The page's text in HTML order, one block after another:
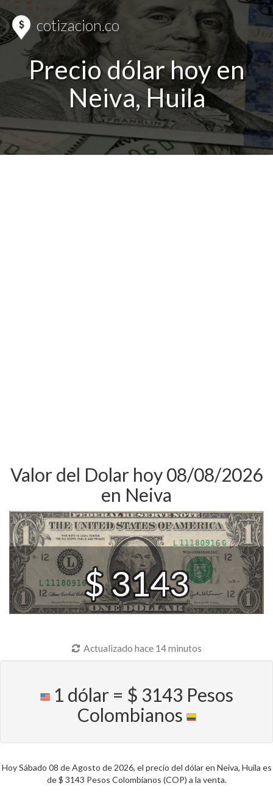
cotizacion.co
Precio dólar hoy en
Neiva, Huila
Valor del Dolar hoy 08/08/2026
en Neiva
$ 3143
Actualizado hace 14 minutos
1 dólar = $ 3143 Pesos
Colombianos
Hoy Sábado 08 de Agosto de 2026, el precio del dólar en Neiva, Huila es
de $ 3143 Pesos Colombianos (COP) a la venta.